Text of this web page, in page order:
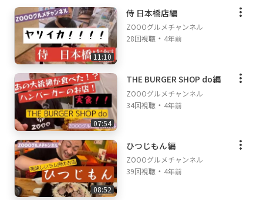
11:10
侍 日本橋店編
ZOOOグルメチャンネル
28回視聴 ・ 4年前
07:54
THE BURGER SHOP do編
ZOOOグルメチャンネル
34回視聴 ・ 4年前
08:52
ひつじもん編
ZOOOグルメチャンネル
39回視聴 ・ 4年前